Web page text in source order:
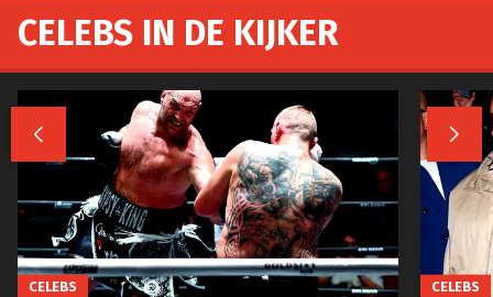
CELEBS IN DE KIJKER
 
CELEBS CELEBS